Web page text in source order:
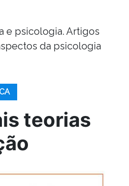
e psicologia. Artigos
da psicologia
teorias